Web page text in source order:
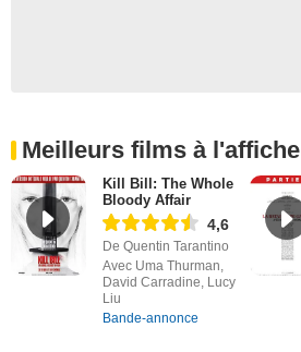
Meilleurs films à l'affiche
Kill Bill: The Whole
Bloody Affair
4,6
De Quentin Tarantino
Avec Uma Thurman,
David Carradine, Lucy
Liu
Bande-annonce